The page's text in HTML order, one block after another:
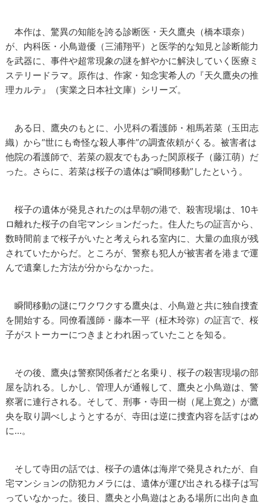
本作は、驚異の知能を誇る診断医・天久鷹央（橋本環奈）
が、内科医・小鳥遊優（三浦翔平）と医学的な知見と診断能力
を武器に、事件や超常現象の謎を鮮やかに解決していく医療ミ
ステリードラマ。原作は、作家・知念実希人の『天久鷹央の推
理カルテ』（実業之日本社文庫）シリーズ。
ある日、鷹央のもとに、小児科の看護師・相馬若菜（玉田志
織）から“世にも奇怪な殺人事件”の調査依頼がくる。被害者は
他院の看護師で、若菜の親友でもあった関原桜子（藤江萌）だ
った。さらに、若菜は桜子の遺体は“瞬間移動”したという。
桜子の遺体が発見されたのは早朝の港で、殺害現場は、10キ
ロ離れた桜子の自宅マンションだった。住人たちの証言から、
数時間前まで桜子がいたと考えられる室内に、大量の血痕が残
されていたからだ。ところが、警察も犯人が被害者を港まで運
んで遺棄した方法が分からなかった。
瞬間移動の謎にワクワクする鷹央は、小鳥遊と共に独自捜査
を開始する。同僚看護師・藤本一平（柾木玲弥）の証言で、桜
子がストーカーにつきまとわれ困っていたことを知る。
その後、鷹央は警察関係者だと名乗り、桜子の殺害現場の部
屋を訪れる。しかし、管理人が通報して、鷹央と小鳥遊は、警
察署に連行される。そして、刑事・寺田一樹（尾上寛之）が鷹
央を取り調べしようとするが、寺田は逆に捜査内容を話すはめ
に…。
そして寺田の話では、桜子の遺体は海岸で発見されたが、自
宅マンションの防犯カメラには、遺体が運び出される様子は写
っていなかった。後日、鷹央と小鳥遊はとある場所に出向き血